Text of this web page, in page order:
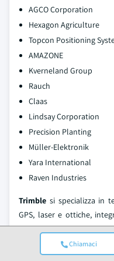
Chiamaci
AGCO Corporation
Hexagon Agriculture
Topcon Positioning
AMAZONE
Kverneland Group
Rauch
Claas
Lindsay Corporation
Precision Planting
Müller‑Elektronik
Yara International
Raven Industries
Trimble si specializza in
GPS, laser e ottiche,
abilitatore critico del
compatibili con diverse
display e software